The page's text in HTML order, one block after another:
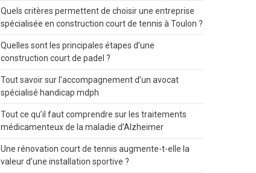
Quels critères permettent de choisir une entreprise
spécialisée en construction court de tennis à Toulon ?
Quelles sont les principales étapes d’une
construction court de padel ?
Tout savoir sur l’accompagnement d’un avocat
spécialisé handicap mdph
Tout ce qu’il faut comprendre sur les traitements
médicamenteux de la maladie d’Alzheimer
Une rénovation court de tennis augmente-t-elle la
valeur d’une installation sportive ?